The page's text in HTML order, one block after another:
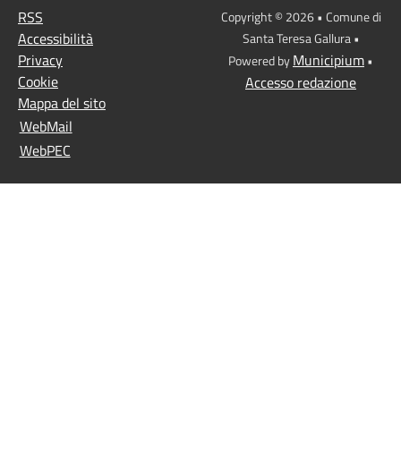
RSS
Accessibilità
Privacy
Cookie
Mappa del sito
WebMail
WebPEC
Copyright © 2026 • Comune di
Santa Teresa Gallura •
Powered byMunicipium•
Accesso redazione